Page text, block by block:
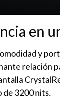
en
y
relación
de 3200 nits.